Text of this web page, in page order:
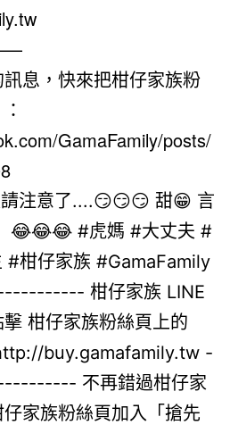
息，快來把柑仔家族粉
GamaFamily/posts/